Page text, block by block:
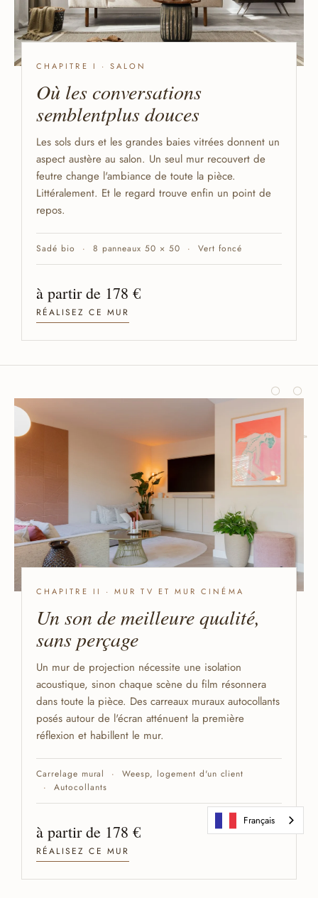
CHAPITRE I · SALON
Où les conversations
semblentplus douces
Les sols durs et les grandes baies vitrées donnent un
aspect austère au salon. Un seul mur recouvert de
feutre change l'ambiance de toute la pièce.
Littéralement. Et le regard trouve enfin un point de
repos.
Sadé bio 8 panneaux 50 × 50 Vert foncé
à partir de 178 €
RÉALISEZ CE MUR
ii
CHAPITRE II · MUR TV ET MUR CINÉMA
Un son de meilleure qualité,
sansperçage
Un mur de projection nécessite une isolation
acoustique, sinon chaque scène du film résonnera
dans toute la pièce. Des carreaux muraux autocollants
posés autour de l'écran atténuent la première
réflexion et habillent le mur.
Carrelage mural
Weesp, logement d'un client
Autocollants
à partir de 178 €
RÉALISEZ CE MUR
Français